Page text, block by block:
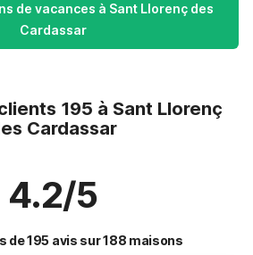
de vacances à Sant Llorenç des
Cardassar
195 à Sant Llorenç
Cardassar
4.2/5
de 195 avis sur 188 maisons